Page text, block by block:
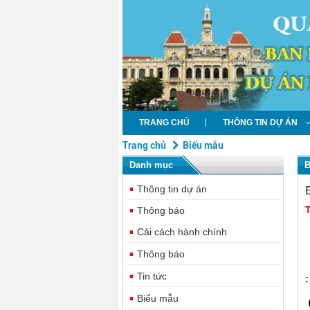
TRANG CHỦ THÔNG TIN DỰ ÁN
Trang chủ Biểu mẫu
Danh mục
Thông tin dự án
Thông báo
Cải cách hành chính
Thông báo
Tin tức
Biểu mẫu
: